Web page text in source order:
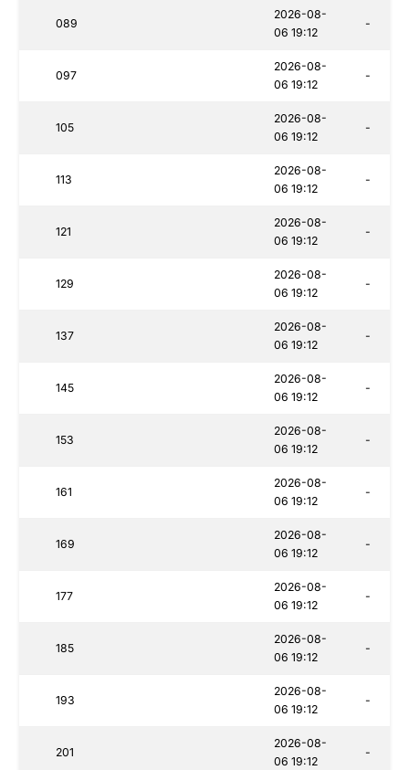
089
2026-08-
06 19:12
-
097
2026-08-
06 19:12
-
105
2026-08-
06 19:12
-
113
2026-08-
06 19:12
-
121
2026-08-
06 19:12
-
129
2026-08-
06 19:12
-
137
2026-08-
06 19:12
-
145
2026-08-
06 19:12
-
153
2026-08-
06 19:12
-
161
2026-08-
06 19:12
-
169
2026-08-
06 19:12
-
177
2026-08-
06 19:12
-
185
2026-08-
06 19:12
-
193
2026-08-
06 19:12
-
201
2026-08-
06 19:12
-